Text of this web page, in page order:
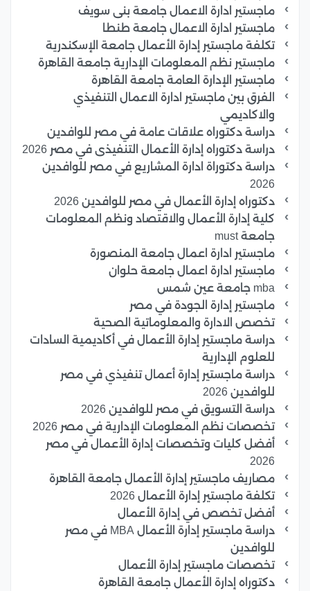
ماجستير ادارة الاعمال جامعة بنى سويف
ماجستير ادارة الاعمال جامعة طنطا
تكلفة ماجستير إدارة الأعمال جامعة الإسكندرية
ماجستير نظم المعلومات الإدارية جامعة القاهرة
ماجستير الإدارة العامة جامعة القاهرة
الفرق بين ماجستير ادارة الاعمال التنفيذي
والاكاديمي
دراسة دكتوراه علاقات عامة في مصر للوافدين
دراسة دكتوراه إدارة الأعمال التنفيذى في مصر 2026
دراسة دكتوراة ادارة المشاريع في مصر للوافدين
2026
دكتوراه إدارة الأعمال في مصر للوافدين 2026
كلية إدارة الأعمال والاقتصاد ونظم المعلومات
جامعة must
ماجستير ادارة اعمال جامعة المنصورة
ماجستير ادارة اعمال جامعة حلوان
mba جامعة عين شمس
ماجستير إدارة الجودة في مصر
تخصص الادارة والمعلوماتية الصحية
دراسة ماجستير إدارة الأعمال في أكاديمية السادات
للعلوم الإدارية
دراسة ماجستير إدارة أعمال تنفيذي في مصر
للوافدين 2026
دراسة التسويق في مصر للوافدين 2026
تخصصات نظم المعلومات الإدارية في مصر 2026
أفضل كليات وتخصصات إدارة الأعمال في مصر
2026
مصاريف ماجستير إدارة الأعمال جامعة القاهرة
تكلفة ماجستير إدارة الأعمال 2026
أفضل تخصص في إدارة الأعمال
دراسة ماجستير إدارة الأعمال MBA في مصر
للوافدين
تخصصات ماجستير إدارة الأعمال
دكتوراه إدارة الأعمال جامعة القاهرة